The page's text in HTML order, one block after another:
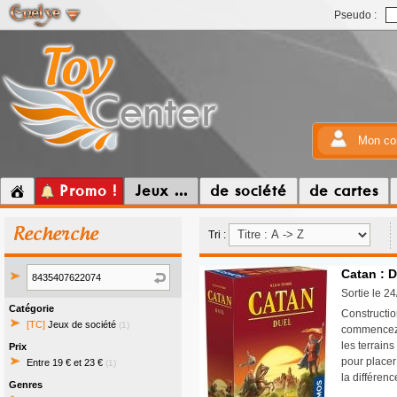
Pseudo :
Mon
Promo ! Jeux ... de société de cartes
Recherche
Catégorie
[TC] Jeux de société (1)
Prix
Entre 19 € et 23 € (1)
Genres
Tri :
Catan :
Sortie le
les
pour
la